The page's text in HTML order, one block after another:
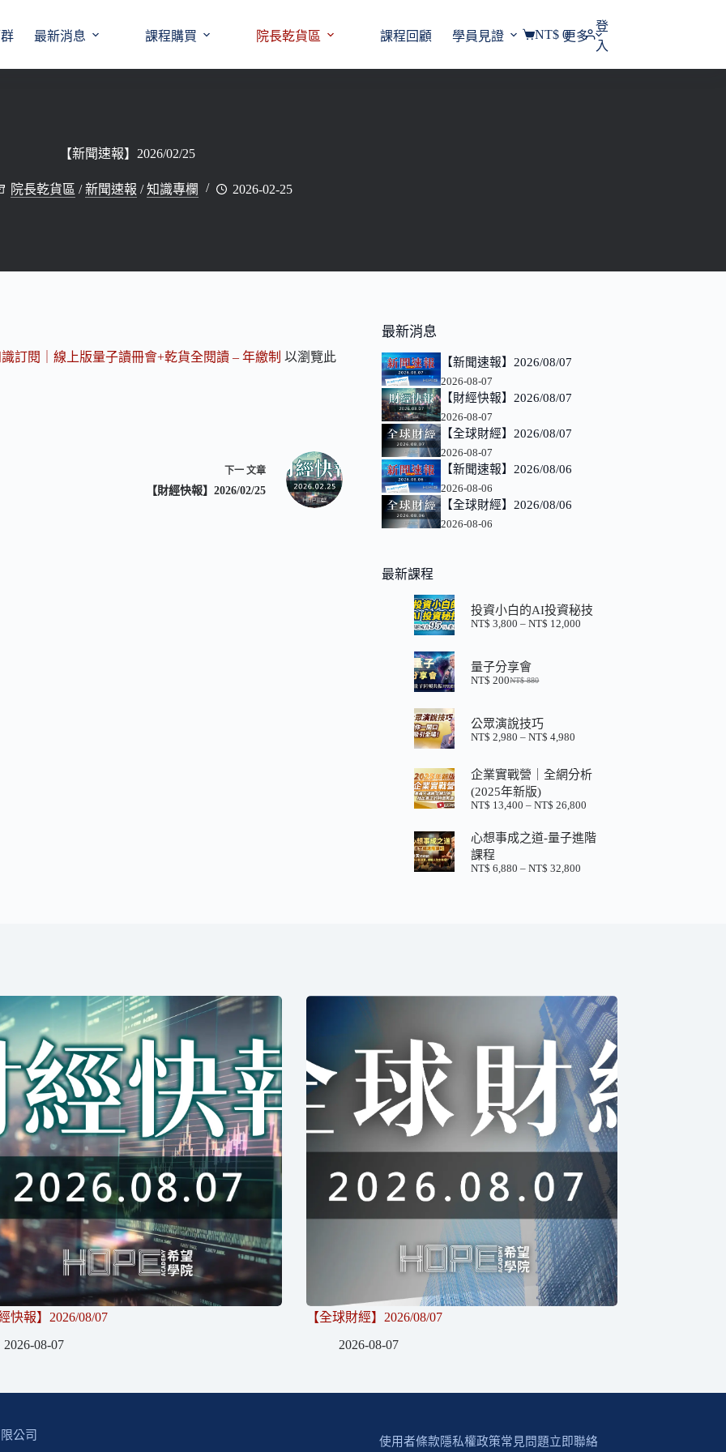
最新消息 課程購買 院長乾貨區 課程回顧 學員見證 更多
購
NT$0
登
入
【新聞速報】2026/02/25
院長乾貨區 /新聞速報 /知識專欄 2026-02-25
訂閱｜線上版量子讀冊會+乾貨全閱讀 – 年繳制 以瀏覽此
下一 文章
【財經快報】2026/02/25
最新消息
【新聞速報】2026/08/07
2026-08-07
【財經快報】2026/08/07
2026-08-07
【全球財經】2026/08/07
2026-08-07
【新聞速報】2026/08/06
2026-08-06
【全球財經】2026/08/06
2026-08-06
最新課程
投資小白的AI投資秘技
NT$ 3,800 – NT$ 12,000
量子分享會
NT$880
原
價
格：
NT$ 200
目
價
格：
公眾演說技巧
NT$ 2,980 – NT$ 4,980
範
圍：
到
企業實戰營｜全網分析
(2025年新版)
NT$ 13,400 – NT$ 26,800
範
心想事成之道-量子進階
課程
NT$ 6,880 – NT$ 32,800
快報】2026/08/07
2026-08-07
【全球財經】2026/08/07
2026-08-07
公司 使用者條款隱私權政策常見問題立即聯絡